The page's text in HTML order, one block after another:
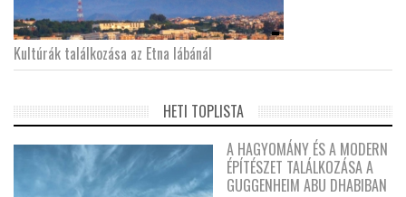
Kultúrák találkozása az Etna lábánál
HETI TOPLISTA
A HAGYOMÁNY ÉS A MODERN
ÉPÍTÉSZET TALÁLKOZÁSA A
GUGGENHEIM ABU DHABIBAN